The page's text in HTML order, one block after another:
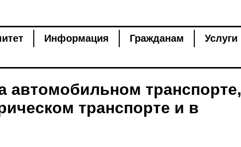
Информация Гражданам
Услуги
автомобильном транспорте,
транспорте и в